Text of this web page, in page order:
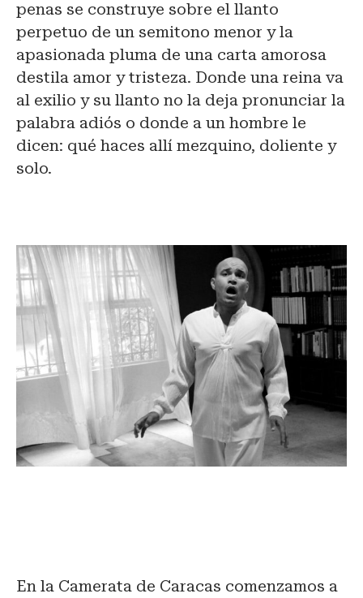
penas se construye sobre el llanto
perpetuo de un semitono menor y la
apasionada pluma de una carta amorosa
destila amor y tristeza. Donde una reina va
al exilio y su llanto no la deja pronunciar la
palabra adiós o donde a un hombre le
dicen: qué haces allí mezquino, doliente y
solo.
En la Camerata de Caracas comenzamos a